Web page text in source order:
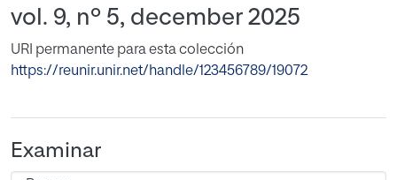
vol. 9, nº 5, december 2025
URI permanente para esta colección
https://reunir.unir.net/handle/123456789/19072
Examinar